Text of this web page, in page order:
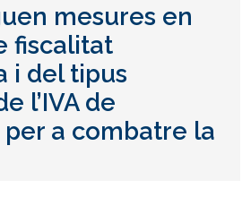
mesures en
fiscalitat
i del tipus
l’IVA de
a combatre la